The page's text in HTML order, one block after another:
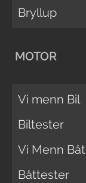
Bryllup
MOTOR
Vi menn Bil
Biltester
Vi Menn Båt
Båttester